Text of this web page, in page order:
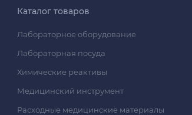
Каталог товаров
Лабораторное оборудование
Лабораторная посуда
Химические реактивы
Медицинский инструмент
Расходные медицинские материалы